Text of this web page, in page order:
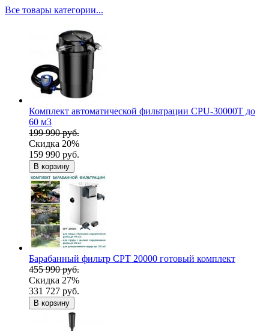
Все товары категории...
Комплект автоматической фильтрации CPU-30000T до
60 м3
199 990 руб.
Скидка 20%
159 990 руб.
В корзину
Барабанный фильтр CPT 20000 готовый комплект
455 990 руб.
Скидка 27%
331 727 руб.
В корзину